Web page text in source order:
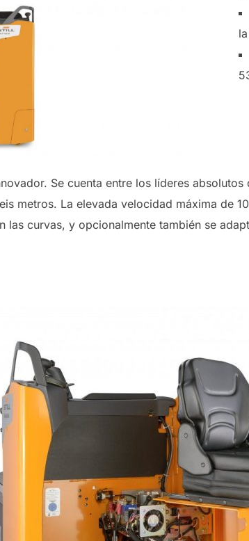
Se cuenta entre los líderes
metros. La elevada velocidad máxima de
las curvas, y opcionalmente también se